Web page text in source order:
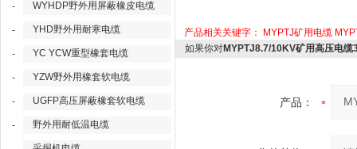
- WYHDP野外用屏蔽橡皮电缆
- YHD野外用耐寒电缆
- YC YCW重型橡套电缆
- YZW野外用橡套软电缆
- UGFP高压屏蔽橡套软电缆
- 野外用耐低温电缆
产品相关关键字： MYPTJ矿用电缆
如果你对MYPTJ8.7/10KV矿用高压电
产品：